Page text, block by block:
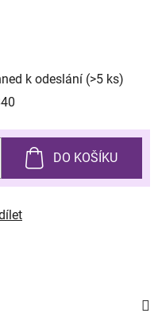
k odeslání (>5 ks)
DO KOŠÍKU